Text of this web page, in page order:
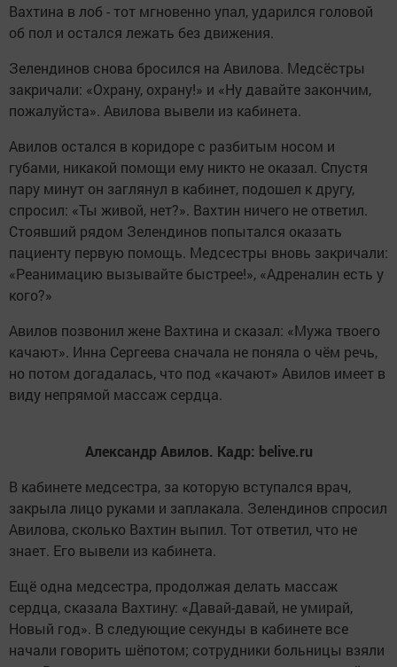
Вахтина в лоб - тот мгновенно упал, ударился головой
об пол и остался лежать без движения.
Зелендинов снова бросился на Авилова. Медсёстры
закричали: «Охрану, охрану!» и «Ну давайте закончим,
пожалуйста». Авилова вывели из кабинета.
Авилов остался в коридоре с разбитым носом и
губами, никакой помощи ему никто не оказал. Спустя
пару минут он заглянул в кабинет, подошел к другу,
спросил: «Ты живой, нет?». Вахтин ничего не ответил.
Стоявший рядом Зелендинов попытался оказать
пациенту первую помощь. Медсестры вновь закричали:
«Реанимацию вызывайте быстрее!», «Адреналин есть у
кого?»
Авилов позвонил жене Вахтина и сказал: «Мужа твоего
качают». Инна Сергеева сначала не поняла о чём речь,
но потом догадалась, что под «качают» Авилов имеет в
виду непрямой массаж сердца.
Александр Авилов. Кадр: belive.ru
В кабинете медсестра, за которую вступался врач,
закрыла лицо руками и заплакала. Зелендинов спросил
Авилова, сколько Вахтин выпил. Тот ответил, что не
знает. Его вывели из кабинета.
Ещё одна медсестра, продолжая делать массаж
сердца, сказала Вахтину: «Давай-давай, не умирай,
Новый год». В следующие секунды в кабинете все
начали говорить шёпотом; сотрудники больницы взяли